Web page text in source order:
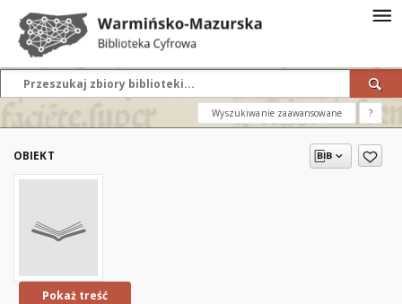
Wyszukiwanie zaawansowane ?
OBIEKT
Pokaż treść